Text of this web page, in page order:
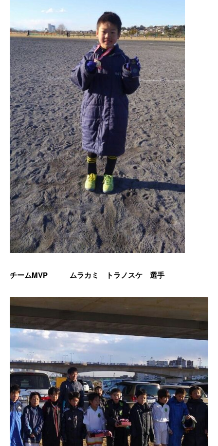
チームMVP ムラカミ トラノスケ 選手